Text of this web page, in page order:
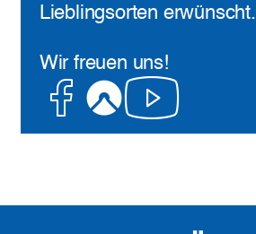
Lieblingsorten erwünscht.
Wir freuen uns!
Facebook
KomootYoutube